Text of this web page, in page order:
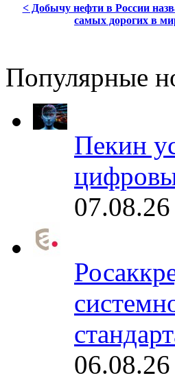
< Добычу нефти в России
самых дорогих в
Популярные
Пекин
07.08.26
06.08.26